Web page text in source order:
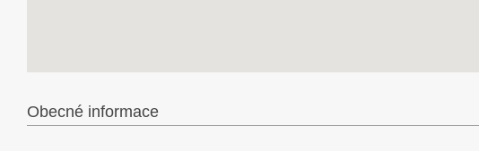
Obecné informace